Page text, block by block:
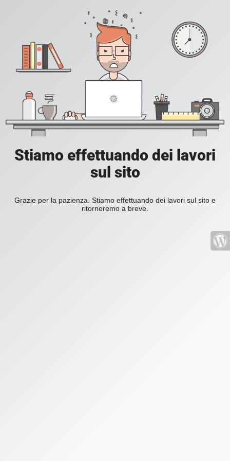
Stiamo effettuando dei lavori
sul sito
Grazie per la pazienza. Stiamo effettuando dei lavori sul sito e
ritorneremo a breve.